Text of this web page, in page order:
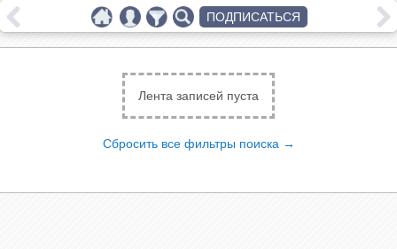
Лента записей пуста
Сбросить все фильтры поиска →
ПОДПИСАТЬСЯ